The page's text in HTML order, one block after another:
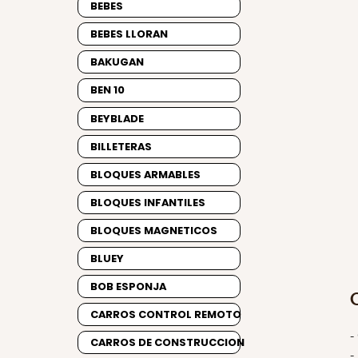
-
-
BEBES
BEBES LLORAN
BAKUGAN
BEN 10
BEYBLADE
BILLETERAS
BLOQUES ARMABLES
BLOQUES INFANTILES
BLOQUES MAGNETICOS
BLUEY
BOB ESPONJA
CARROS CONTROL REMOTO
CARROS DE CONSTRUCCION